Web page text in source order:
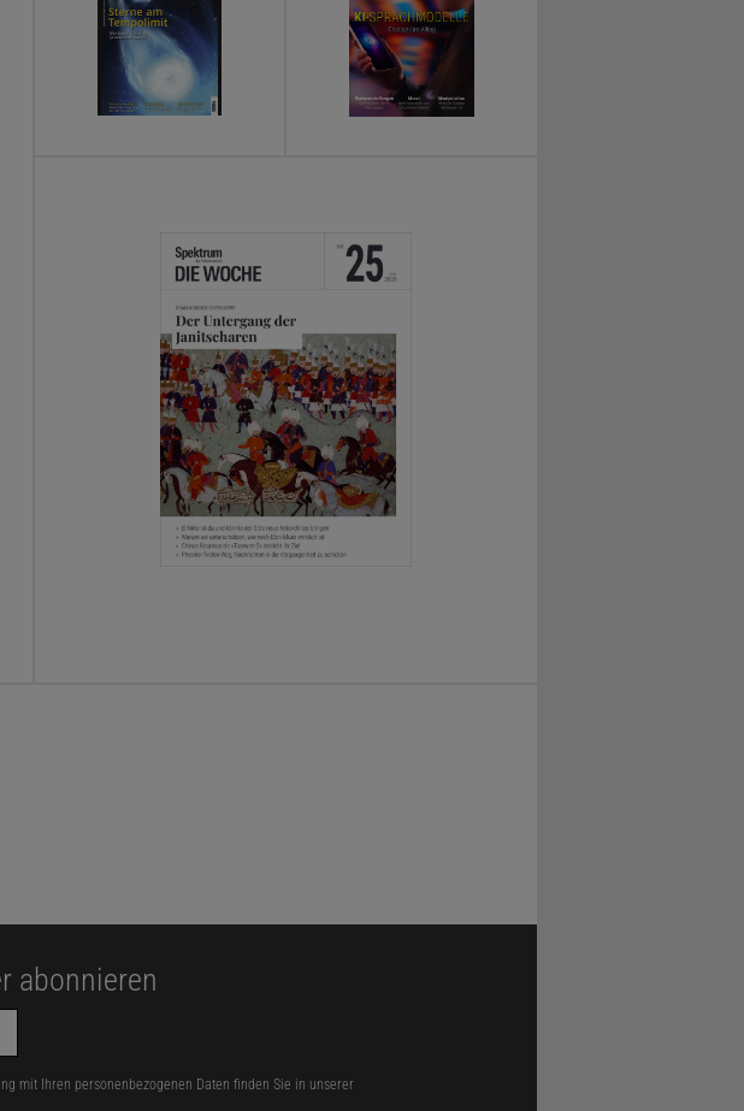
abonnieren
mit Ihren personenbezogenen Daten finden Sie in unserer